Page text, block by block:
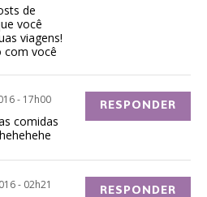
de
você
viagens!
com você
- 17h00
comidas
RESPONDER
- 02h21 RESPONDER